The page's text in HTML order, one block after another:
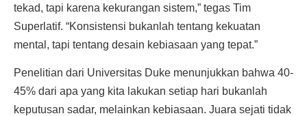
tekad, tapi karena kekurangan sistem,” tegas Tim
Superlatif. “Konsistensi bukanlah tentang kekuatan
mental, tapi tentang desain kebiasaan yang tepat.”
Penelitian dari Universitas Duke menunjukkan bahwa 40-
45% dari apa yang kita lakukan setiap hari bukanlah
keputusan sadar, melainkan kebiasaan. Juara sejati tidak